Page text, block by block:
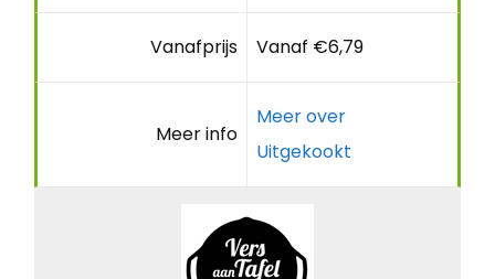
Vanafprijs Vanaf €6,79
Meer info
Meer over
Uitgekookt